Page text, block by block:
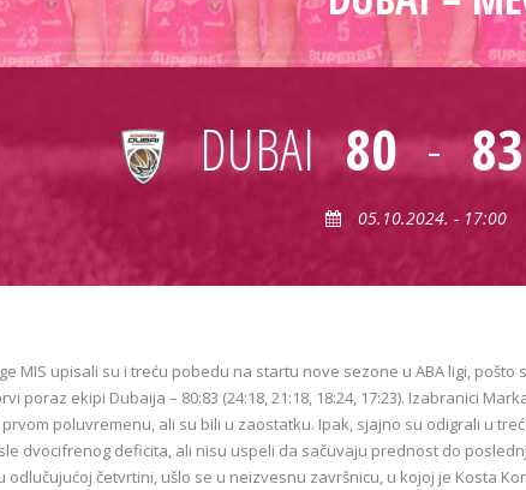
DUBAI 80 - 83
05.10.2024. - 17:00
MIS upisali su i treću pobedu na startu nove sezone u ABA ligi, pošto
poraz ekipi Dubaija – 80:83 (24:18, 21:18, 18:24, 17:23). Izabranici
poluvremenu, ali su bili u zaostatku. Ipak, sjajno su odigrali u
dvocifrenog deficita, ali nisu uspeli da sačuvaju prednost do
odlučujućoj četvrtini, ušlo se u neizvesnu završnicu, u kojoj je Kosta